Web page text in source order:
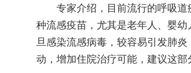
专家介绍，目前流行的呼吸道
种流感疫苗，尤其是老年人、婴
旦感染流感病毒，较容易引发肺
动，增加住院治疗可能，建议这部